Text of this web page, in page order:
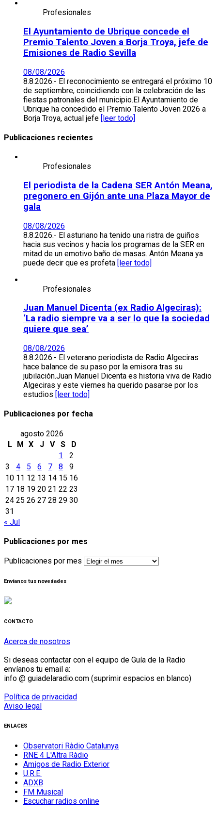
Profesionales
El Ayuntamiento de Ubrique concede el
Premio Talento Joven a Borja Troya, jefe de
Emisiones de Radio Sevilla
08/08/2026
8.8.2026.- El reconocimiento se entregará el próximo 10
de septiembre, coincidiendo con la celebración de las
fiestas patronales del municipio.El Ayuntamiento de
Ubrique ha concedido el Premio Talento Joven 2026 a
Borja Troya, actual jefe [leer todo]
Publicaciones recientes
Profesionales
El periodista de la Cadena SER Antón Meana,
pregonero en Gijón ante una Plaza Mayor de
gala
08/08/2026
8.8.2026.- El asturiano ha tenido una ristra de guiños
hacia sus vecinos y hacia los programas de la SER en
mitad de un emotivo baño de masas. Antón Meana ya
puede decir que es profeta [leer todo]
Profesionales
Juan Manuel Dicenta (ex Radio Algeciras):
‘La radio siempre va a ser lo que la sociedad
quiere que sea’
08/08/2026
8.8.2026.- El veterano periodista de Radio Algeciras
hace balance de su paso por la emisora tras su
jubilación.Juan Manuel Dicenta es historia viva de Radio
Algeciras y este viernes ha querido pasarse por los
estudios [leer todo]
Publicaciones por fecha
agosto 2026
L
M X J V S
D
1
2
3
4 5 6 7 8
9
10 11 12 13 14 15 16
17 18 19 20 21 22 23
24 25 26 27 28 29 30
31
« Jul
Publicaciones por mes
Publicaciones por mes
Envíanos tus novedades
CONTACTO
Acerca de nosotros
Si deseas contactar con el equipo de Guía de la Radio
envíanos tu email a:
info @ guiadelaradio.com (suprimir espacios en blanco)
Política de privacidad
Aviso legal
ENLACES
Observatori Ràdio Catalunya
RNE 4 L'Altra Ràdio
Amigos de Radio Exterior
U.R.E.
ADXB
FM Musical
Escuchar radios online